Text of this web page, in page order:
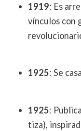
1919: Es
vínculos con
1925: Se
1925: Publica
tiza),